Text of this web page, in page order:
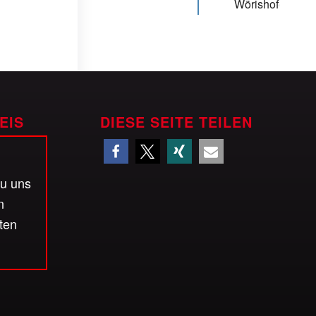
Wörishofen
uns
DIESE SEITE TEILEN